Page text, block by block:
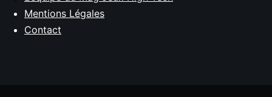
Mentions Légales
Contact